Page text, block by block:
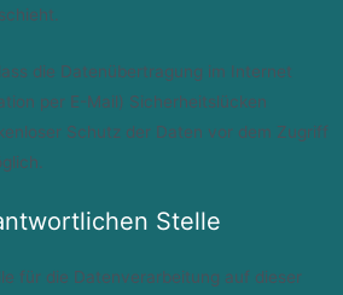
die Datenübertragung im Internet
per E-Mail) Sicherheitslücken
Schutz der Daten vor dem Zugriff
Stelle
für die Datenverarbeitung auf dieser